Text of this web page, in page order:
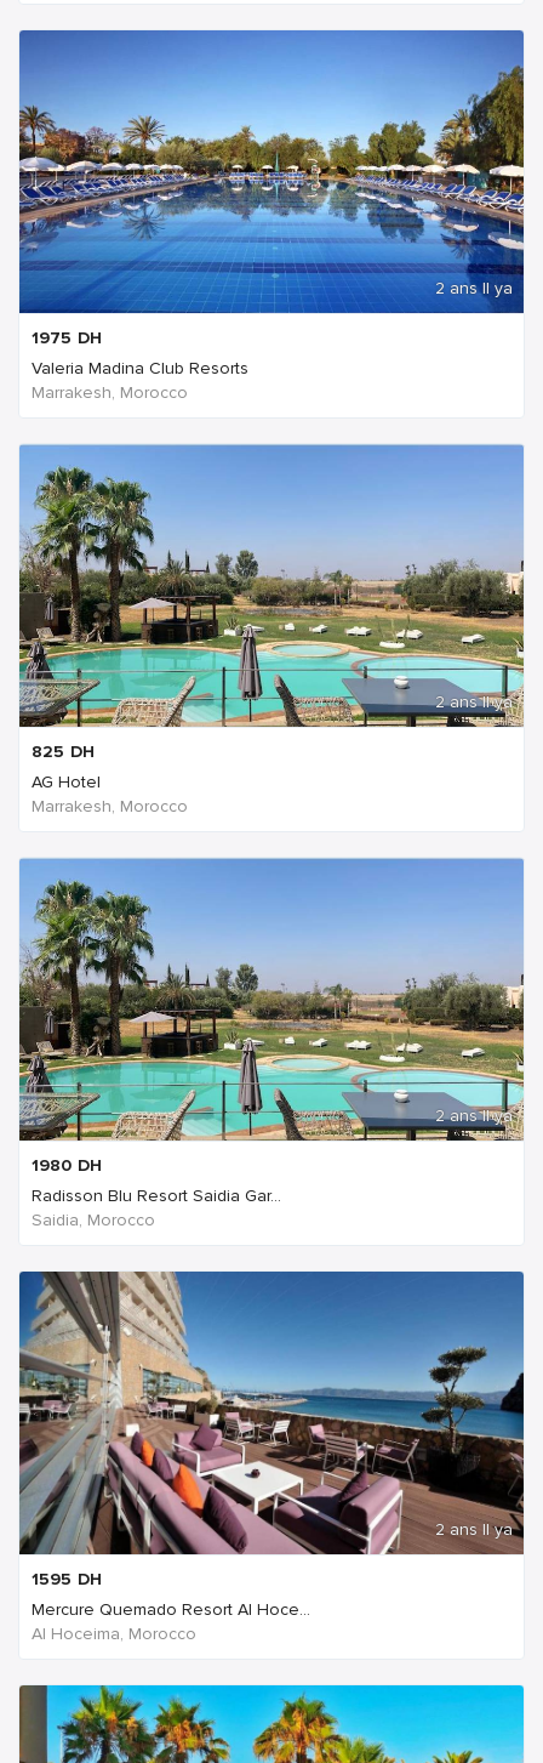
2 ans Il ya
1975 DH
Valeria Madina Club Resorts
Marrakesh, Morocco
2 ans Il ya
825 DH
AG Hotel
Marrakesh, Morocco
2 ans Il ya
1980 DH
Radisson Blu Resort Saidia Gar...
Saidia, Morocco
2 ans Il ya
1595 DH
Mercure Quemado Resort Al Hoce...
Al Hoceima, Morocco